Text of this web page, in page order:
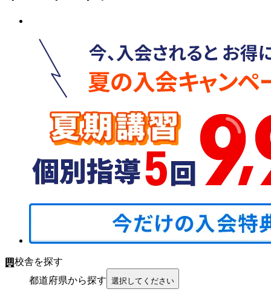
校舎を探す
都道府県から探す 選択してください